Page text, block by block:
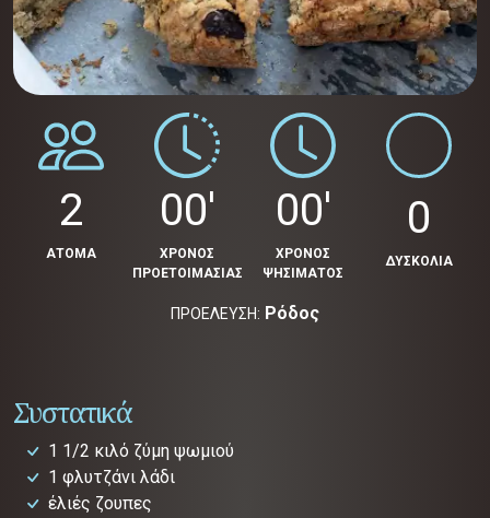
2
ΑΤΟΜΑ
00'
ΧΡΟΝΟΣ
ΠΡΟΕΤΟΙΜΑΣΙΑΣ
00'
ΧΡΟΝΟΣ
ΨΗΣΙΜΑΤΟΣ
0
ΔΥΣΚΟΛΙΑ
ΠΡΟΕΛΕΥΣΗ: Ρόδος
Συστατικά
1 1/2 κιλό ζύμη ψωμιού
1 φλυτζάνι λάδι
έλιές ζουπες